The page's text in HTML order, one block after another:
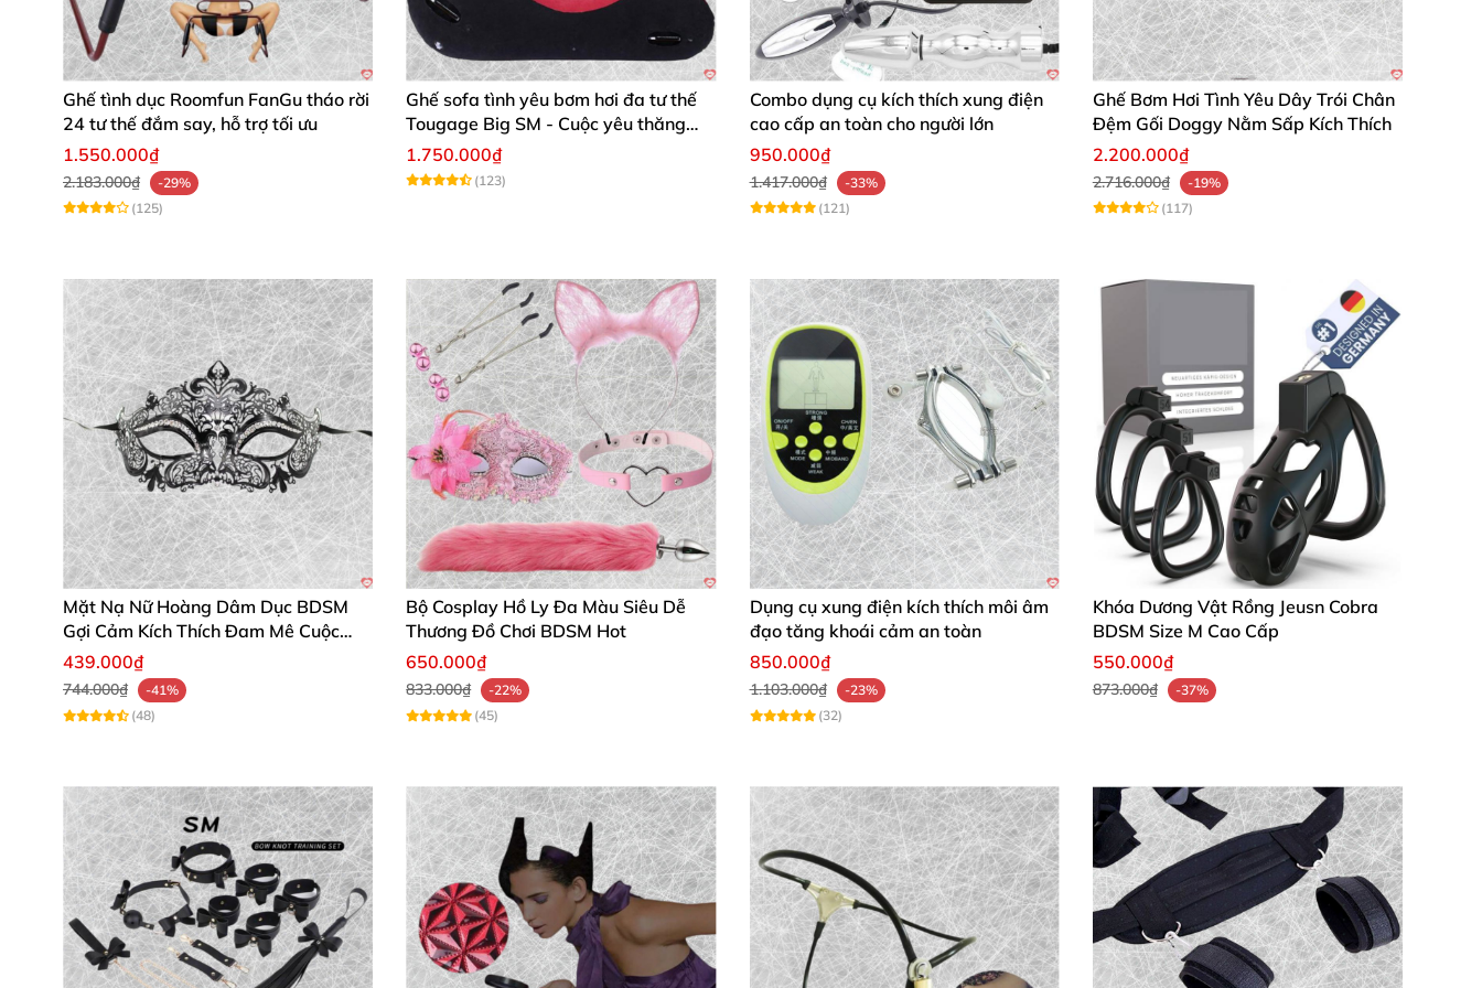
Ghế tình dục Roomfun FanGu tháo rời
24 tư thế đắm say, hỗ trợ tối ưu
1.550.000₫
2.183.000₫
-29%
(125)
Ghế sofa tình yêu bơm hơi đa tư thế
Tougage Big SM - Cuộc yêu thăng
hoa, nhanh chóng mua
1.750.000₫
(123)
Combo dụng cụ kích thích xung điện
cao cấp an toàn cho người lớn
950.000₫
1.417.000₫
-33%
(121)
Ghế Bơm Hơi Tình Yêu Dây Trói Chân
Đệm Gối Doggy Nằm Sấp Kích Thích
2.200.000₫
2.716.000₫
-19%
(117)
Mặt Nạ Nữ Hoàng Dâm Dục BDSM
Gợi Cảm Kích Thích Đam Mê Cuộc
Yêu
439.000₫
744.000₫
-41%
(48)
Bộ Cosplay Hồ Ly Đa Màu Siêu Dễ
Thương Đồ Chơi BDSM Hot
650.000₫
833.000₫
-22%
(45)
Dụng cụ xung điện kích thích môi âm
đạo tăng khoái cảm an toàn
850.000₫
1.103.000₫
-23%
(32)
Khóa Dương Vật Rồng Jeusn Cobra
BDSM Size M Cao Cấp
550.000₫
873.000₫ -37%